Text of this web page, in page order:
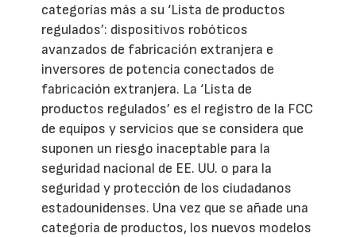
categorías más a su ‘Lista de productos
regulados’: dispositivos robóticos
avanzados de fabricación extranjera e
inversores de potencia conectados de
fabricación extranjera. La ‘Lista de
productos regulados’ es el registro de la FCC
de equipos y servicios que se considera que
suponen un riesgo inaceptable para la
seguridad nacional de EE. UU. o para la
seguridad y protección de los ciudadanos
estadounidenses. Una vez que se añade una
categoría de productos, los nuevos modelos